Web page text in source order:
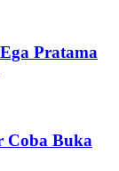
Pratama
Coba Buka